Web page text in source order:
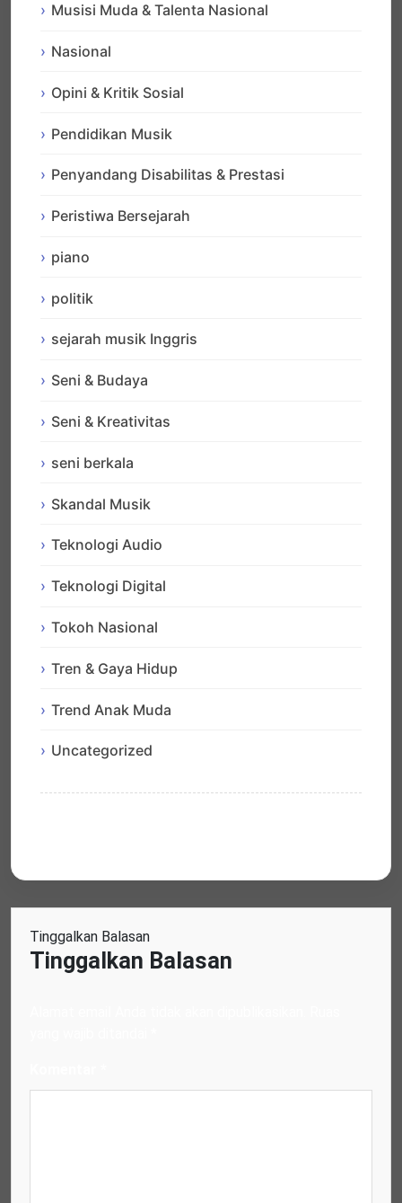
Musisi Muda & Talenta Nasional
Nasional
Opini & Kritik Sosial
Pendidikan Musik
Penyandang Disabilitas & Prestasi
Peristiwa Bersejarah
piano
politik
sejarah musik Inggris
Seni & Budaya
Seni & Kreativitas
seni berkala
Skandal Musik
Teknologi Audio
Teknologi Digital
Tokoh Nasional
Tren & Gaya Hidup
Trend Anak Muda
Uncategorized
Tinggalkan Balasan
Tinggalkan Balasan